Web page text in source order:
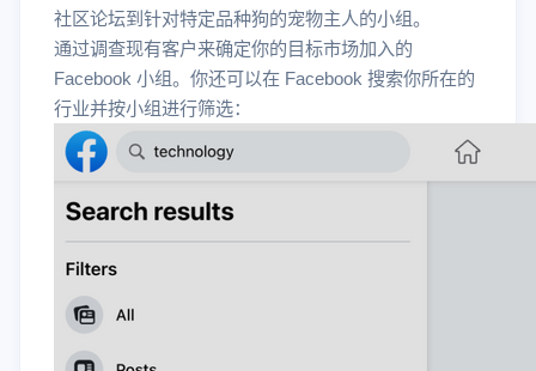
社区论坛到针对特定品种狗的宠物主人的小组。
通过调查现有客户来确定你的目标市场加入的
Facebook 小组。你还可以在 Facebook 搜索你所在的
行业并按小组进行筛选：